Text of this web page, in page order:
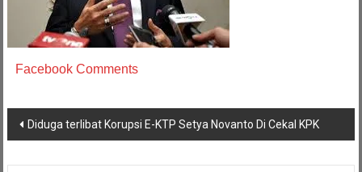
Facebook Comments
Navigasi
pos
Diduga terlibat Korupsi E-KTP Setya Novanto Di Cekal KPK